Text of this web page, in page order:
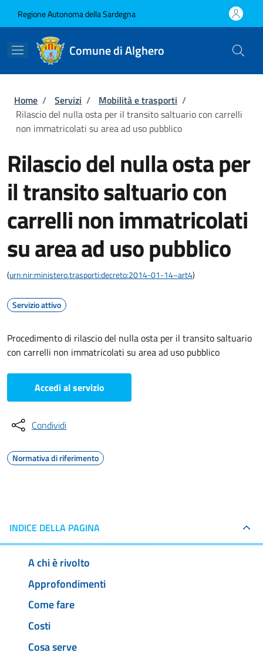
Regione Autonoma della Sardegna
Comune di Alghero
Briciole di pane
Home / Servizi / Mobilità e trasporti /
Rilascio del nulla osta per il transito saltuario con carrelli
non immatricolati su area ad uso pubblico
Rilascio del nulla osta per
il transito saltuario con
carrelli non immatricolati
su area ad uso pubblico
(urn:nir:ministero.trasporti:decreto:2014-01-14~art4)
Servizio attivo
Procedimento di rilascio del nulla osta per il transito saltuario
con carrelli non immatricolati su area ad uso pubblico
Accedi al servizio
Condividi
Normativa di riferimento
INDICE DELLA PAGINA
A chi è rivolto
Approfondimenti
Come fare
Costi
Cosa serve